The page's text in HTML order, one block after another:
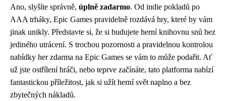
Ano, slyšíte správně, úplně zadarmo. Od indie pokladů po
AAA trháky, Epic Games pravidelně rozdává hry, které by vám
jinak unikly. Představte si, že si budujete herní knihovnu snů bez
jediného utrácení. S trochou pozornosti a pravidelnou kontrolou
nabídky her zdarma na Epic Games se vám to může podařit. Ať
už jste ostřílení hráči, nebo teprve začínáte, tato platforma nabízí
fantastickou příležitost, jak si užít herní svět naplno a bez
zbytečných nákladů.